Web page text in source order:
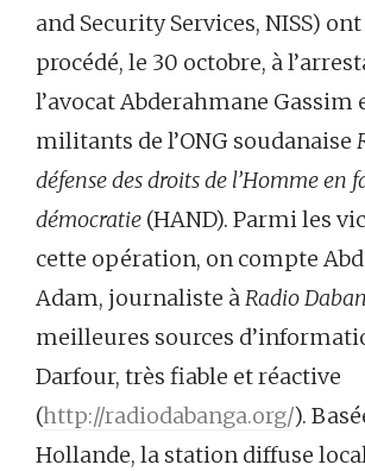
and Security Services, NISS)
procédé, le 30 octobre, à
l’avocat Abderahmane Gassim
militants de l’ONG soudanaise
défense des droits de l’Homme en
démocratie (HAND). Parmi les
cette opération, on compte
Adam, journaliste àRadio
meilleures sources
Darfour, très fiable et réactive
(http://radiodabanga.org/).
Hollande, la station diffuse